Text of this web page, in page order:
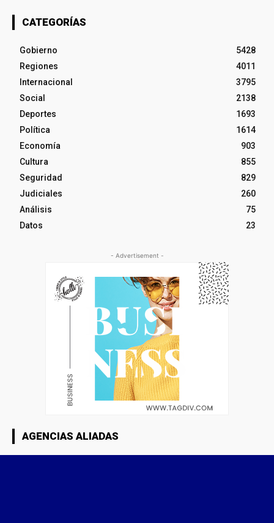
CATEGORÍAS
Gobierno
5428
Regiones
4011
Internacional
3795
Social
2138
Deportes
1693
Política
1614
Economía
903
Cultura
855
Seguridad
829
Judiciales
260
Análisis
75
Datos
23
- Advertisement -
AGENCIAS ALIADAS